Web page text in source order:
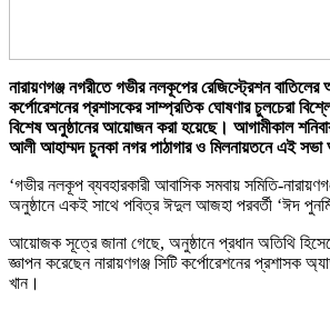
নারায়ণগঞ্জ নগরীতে গভীর নলকূপের রেজিস্ট্রেশন বাতিলের
কর্পোরেশনের প্রশাসকের সাম্প্রতিক ঘোষণার চুলচেরা
বিশেষ অনুষ্ঠানের আয়োজন করা হয়েছে। আগামীকাল
আলী আহাম্মদ চুনকা নগর পাঠাগার ও মিলনায়তনে এই সভা
‘গভীর নলকূপ ব্যবহারকারী আবাসিক সমবায় সমিতি-
অনুষ্ঠানে একই সাথে পবিত্র ঈদুল আজহা পরবর্তী ‘ঈদ
আয়োজক সূত্রে জানা গেছে, অনুষ্ঠানে প্রধান অতিথি
জ্ঞাপন করেছেন নারায়ণগঞ্জ সিটি কর্পোরেশনের প্রশাসক
খান।